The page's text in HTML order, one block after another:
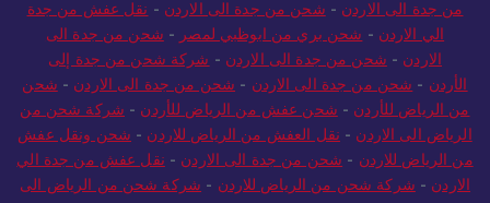
من جدة الى الاردن -شحن من جدة الى الاردن -نقل عفش من جدة
الي الاردن -شحن بري من ابوظبي لمصر-شحن من جدة الى
الاردن -شحن من جدة الى الاردن -شركة شحن من جدة إلى
الأردن -شحن من جدة الى الاردن - شحن من جدة الى الاردن -شحن
من الرياض للأردن -شحن عفش من الرياض للأردن - شركة شحن من
الرياض الى الاردن -نقل العفش من الرياض للاردن - شحن ونقل عفش
من الرياض للاردن - شحن من جدة الى الاردن -نقل عفش من جدة الي
الاردن -شركة شحن من الرياض للاردن - شركة شحن من الرياض الى